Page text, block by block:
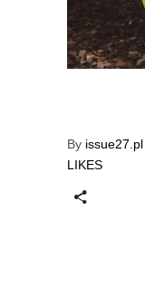
By issue27.pl
LIKES